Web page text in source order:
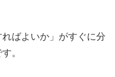
ばよいか」がすぐに分
。